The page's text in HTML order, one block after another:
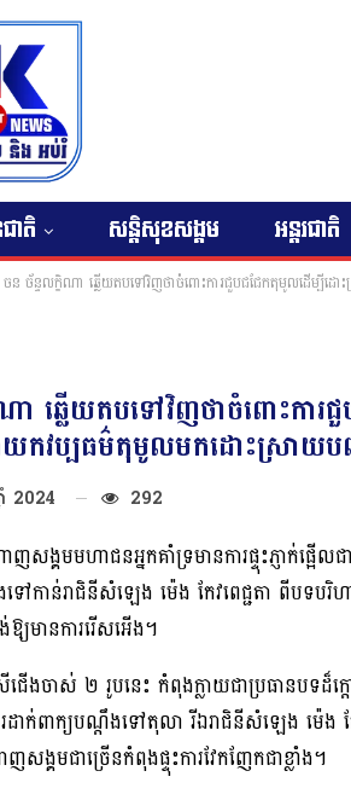
ាតិ សន្តិសុខសង្គម អន្តរជាតិ
ចន ច័ន្ទលក្ខិណា ឆ្លើយតបទៅវិញថាចំពោះការជួបជជែកតុមូលដើម្បី
ា ឆ្លើយតបទៅវិញថាចំពោះកា
វប្បធម៌តុមូលមកដោះស្រាយបញ្ហ
ាំ 2024 292
ង្គមមហាជនអ្នកគាំទ្រមានការផ្ទុះភ្ញាក់ផ្
ៅកាន់រាជិនីសំឡេង ម៉េង កែវពេជ្ជតា ពីបទបរិ
មានការរើសអើង។
ស្រីជើងចាស់ ២ រូបនេះ កំពុងក្លាយជាប្រធានប
ដាក់ពាក្យបណ្ដឹងទៅតុលា រីឯរាជិនីសំឡេង ម៉េង ក
សង្គមជាច្រើនកំពុងផ្ទុះការវែកញែកជាខ្លាំង។